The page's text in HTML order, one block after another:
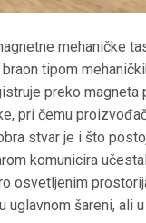
mehaničke
tipom
preko magneta
pri čemu
stvar je i što
komunicira
osvetljenim
šareni, ali